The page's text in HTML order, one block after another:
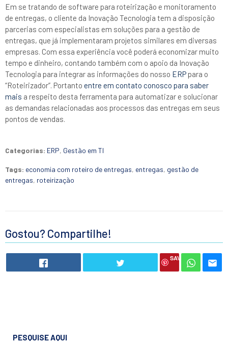
Em se tratando de software para roteirização e monitoramento
de entregas, o cliente da Inovação Tecnologia tem a disposição
parcerias com especialistas em soluções para a gestão de
entregas, que já implementaram projetos similares em diversas
empresas. Com essa experiência você poderá economizar muito
tempo e dinheiro, contando também com o apoio da Inovação
Tecnologia para integrar as informações do nosso ERP para o
“Roteirizador”. Portanto entre em contato conosco para saber
mais a respeito desta ferramenta para automatizar e solucionar
as demandas relacionadas aos processos das entregas em seus
pontos de vendas.
Categorias: ERP, Gestão em TI
Tags: economia com roteiro de entregas, entregas, gestão de
entregas, roteirização
Gostou? Compartilhe!
SAVE
PESQUISE AQUI